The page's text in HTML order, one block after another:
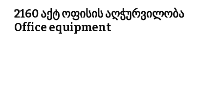
2160 აქტ ოფისის აღჭურვილობა
Office equipment